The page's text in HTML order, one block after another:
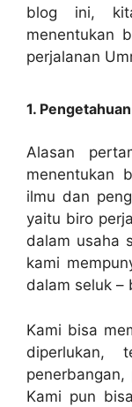
blog ini,
menentukan
perjalanan
1.
Alasan
menentukan
ilmu dan
yaitu biro
dalam usaha
kami
dalam seluk –
Kami bisa
diperlukan,
Kami pun